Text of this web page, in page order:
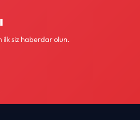
ilk siz haberdar olun.